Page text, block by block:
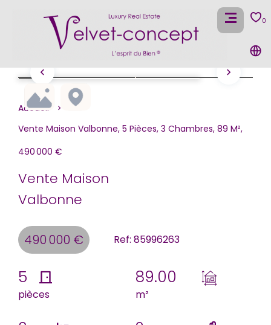
0
Accueil
Vente Maison Valbonne, 5 Pièces, 3 Chambres, 89 M²,
490 000 €
Vente Maison
Valbonne
490 000 € Ref: 85996263
5
pièces
89.00
m²